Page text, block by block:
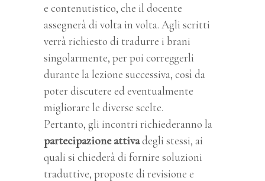
e contenutistico, che il docente
assegnerà di volta in volta. Agli scritti
verrà richiesto di tradurre i brani
singolarmente, per poi correggerli
durante la lezione successiva, così da
poter discutere ed eventualmente
migliorare le diverse scelte.
Pertanto, gli incontri richiederanno la
partecipazione attivadegli stessi, ai
quali si chiederà di fornire soluzioni
traduttive, proposte di revisione e